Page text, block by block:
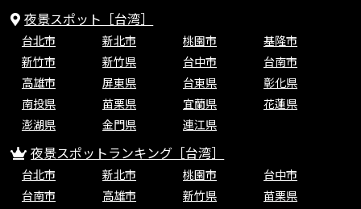
夜景スポット［台湾］
台北市 新北市 桃園市
基隆市
新竹市
新竹県 台中市
台南市
高雄市
屏東県 台東県
彰化県
南投県
苗栗県 宜蘭県
花蓮県
澎湖県
金門県 連江県
夜景スポットランキング［台湾］
台北市 新北市 桃園市
台中市
台南市
高雄市 新竹県
苗栗県